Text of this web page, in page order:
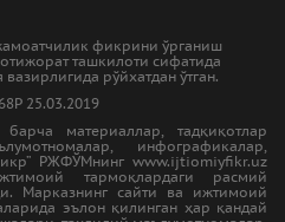
фикрини ўрганиш
ташкилоти сифатида
рўйхатдан ўтган.
25.03.2019
материаллар, тадқиқотлар
инфографикалар,
РЖФЎМнинг www.ijtiomiyfikr.uz
тармоқлардаги расмий
Марказнинг сайти ва ижтимоий
эълон қилинган ҳар қандай